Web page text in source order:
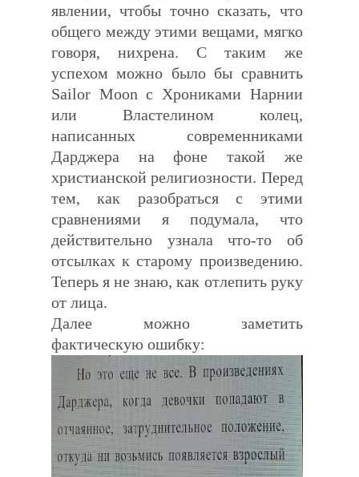
явлении, чтобы точно сказать, что
общего между этими вещами, мягко
говоря, нихрена. С таким же
успехом можно было бы сравнить
Sailor Moon c Хрониками Нарнии
или Властелином колец,
написанных современниками
Дарджера на фоне такой же
христианской религиозности. Перед
тем, как разобраться с этими
сравнениями я подумала, что
действительно узнала что-то об
отсылках к старому произведению.
Теперь я не знаю, как отлепить руку
от лица.
Далее можно заметить
фактическую ошибку: